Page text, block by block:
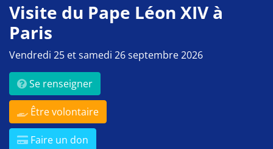
Visite du Pape Léon XIV à
Paris
Vendredi 25 et samedi 26 septembre 2026
Se renseigner
Être volontaire
Faire un don